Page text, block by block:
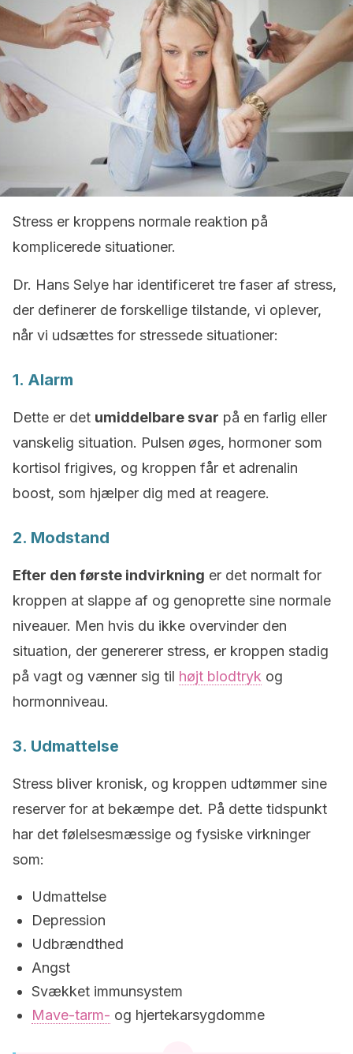
Stress er kroppens normale reaktion på
komplicerede situationer.
Dr. Hans Selye har identificeret tre faser af stress,
der definerer de forskellige tilstande, vi oplever,
når vi udsættes for stressede situationer:
1. Alarm
Dette er det umiddelbare svar på en farlig eller
vanskelig situation. Pulsen øges, hormoner som
kortisol frigives, og kroppen får et adrenalin
boost, som hjælper dig med at reagere.
2. Modstand
Efter den første indvirkning er det normalt for
kroppen at slappe af og genoprette sine normale
niveauer. Men hvis du ikke overvinder den
situation, der genererer stress, er kroppen stadig
på vagt og vænner sig til højt blodtryk og
hormonniveau.
3. Udmattelse
Stress bliver kronisk, og kroppen udtømmer sine
reserver for at bekæmpe det. På dette tidspunkt
har det følelsesmæssige og fysiske virkninger
som:
Udmattelse
Depression
Udbrændthed
Angst
Svækket immunsystem
Mave-tarm- og hjertekarsygdomme